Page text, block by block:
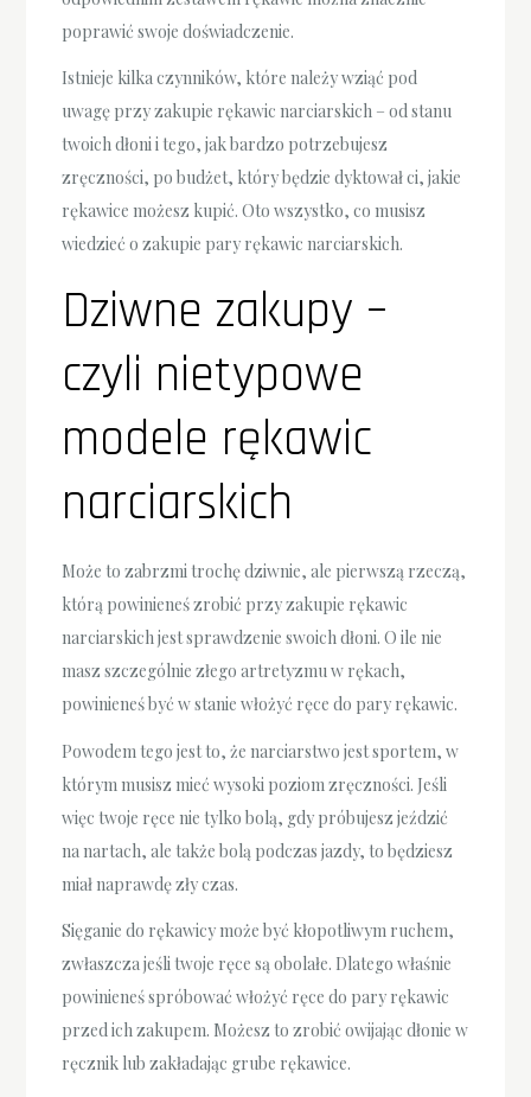
poprawić swoje doświadczenie.
Istnieje kilka czynników, które należy wziąć pod
uwagę przy zakupie rękawic narciarskich – od stanu
twoich dłoni i tego, jak bardzo potrzebujesz
zręczności, po budżet, który będzie dyktował ci, jakie
rękawice możesz kupić. Oto wszystko, co musisz
wiedzieć o zakupie pary rękawic narciarskich.
Dziwne zakupy –
czyli nietypowe
modele rękawic
narciarskich
Może to zabrzmi trochę dziwnie, ale pierwszą rzeczą,
którą powinieneś zrobić przy zakupie rękawic
narciarskich jest sprawdzenie swoich dłoni. O ile nie
masz szczególnie złego artretyzmu w rękach,
powinieneś być w stanie włożyć ręce do pary rękawic.
Powodem tego jest to, że narciarstwo jest sportem, w
którym musisz mieć wysoki poziom zręczności. Jeśli
więc twoje ręce nie tylko bolą, gdy próbujesz jeździć
na nartach, ale także bolą podczas jazdy, to będziesz
miał naprawdę zły czas.
Sięganie do rękawicy może być kłopotliwym ruchem,
zwłaszcza jeśli twoje ręce są obolałe. Dlatego właśnie
powinieneś spróbować włożyć ręce do pary rękawic
przed ich zakupem. Możesz to zrobić owijając dłonie w
ręcznik lub zakładając grube rękawice.